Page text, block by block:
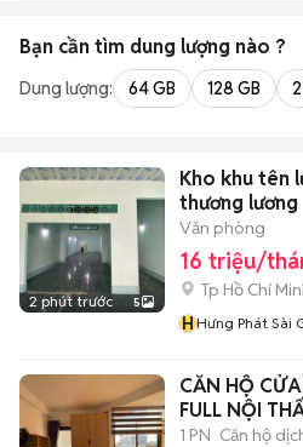
Bạn cần tìm dung lượng nào ?
Dung lượng: 64 GB 128 GB
2 phút trước 5
Kho khu tên
thương lương
Văn phòng
16 triệu/
Tp Hồ Chí
HHưng Phát Sài
CĂN HỘ
FULL NỘI
1 PN Căn hộ